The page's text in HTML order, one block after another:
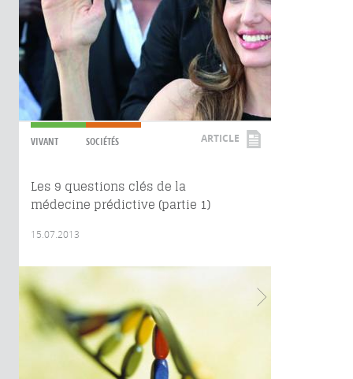
VIVANT SOCIÉTÉS ARTICLE
Les 9 questions clés de la
médecine prédictive (partie 1)
15.07.2013